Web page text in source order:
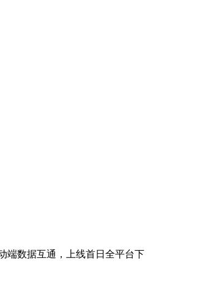
端数据互通，上线首日全平台下